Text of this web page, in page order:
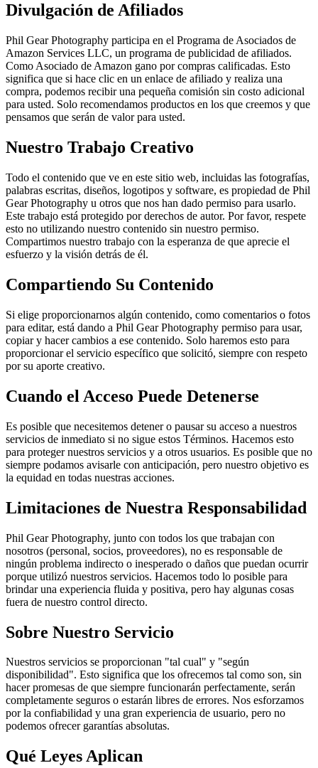
Divulgación de Afiliados
Phil Gear Photography participa en el Programa de Asociados de
Amazon Services LLC, un programa de publicidad de afiliados.
Como Asociado de Amazon gano por compras calificadas. Esto
significa que si hace clic en un enlace de afiliado y realiza una
compra, podemos recibir una pequeña comisión sin costo adicional
para usted. Solo recomendamos productos en los que creemos y que
pensamos que serán de valor para usted.
Nuestro Trabajo Creativo
Todo el contenido que ve en este sitio web, incluidas las fotografías,
palabras escritas, diseños, logotipos y software, es propiedad de Phil
Gear Photography u otros que nos han dado permiso para usarlo.
Este trabajo está protegido por derechos de autor. Por favor, respete
esto no utilizando nuestro contenido sin nuestro permiso.
Compartimos nuestro trabajo con la esperanza de que aprecie el
esfuerzo y la visión detrás de él.
Compartiendo Su Contenido
Si elige proporcionarnos algún contenido, como comentarios o fotos
para editar, está dando a Phil Gear Photography permiso para usar,
copiar y hacer cambios a ese contenido. Solo haremos esto para
proporcionar el servicio específico que solicitó, siempre con respeto
por su aporte creativo.
Cuando el Acceso Puede Detenerse
Es posible que necesitemos detener o pausar su acceso a nuestros
servicios de inmediato si no sigue estos Términos. Hacemos esto
para proteger nuestros servicios y a otros usuarios. Es posible que no
siempre podamos avisarle con anticipación, pero nuestro objetivo es
la equidad en todas nuestras acciones.
Limitaciones de Nuestra Responsabilidad
Phil Gear Photography, junto con todos los que trabajan con
nosotros (personal, socios, proveedores), no es responsable de
ningún problema indirecto o inesperado o daños que puedan ocurrir
porque utilizó nuestros servicios. Hacemos todo lo posible para
brindar una experiencia fluida y positiva, pero hay algunas cosas
fuera de nuestro control directo.
Sobre Nuestro Servicio
Nuestros servicios se proporcionan "tal cual" y "según
disponibilidad". Esto significa que los ofrecemos tal como son, sin
hacer promesas de que siempre funcionarán perfectamente, serán
completamente seguros o estarán libres de errores. Nos esforzamos
por la confiabilidad y una gran experiencia de usuario, pero no
podemos ofrecer garantías absolutas.
Qué Leyes Aplican